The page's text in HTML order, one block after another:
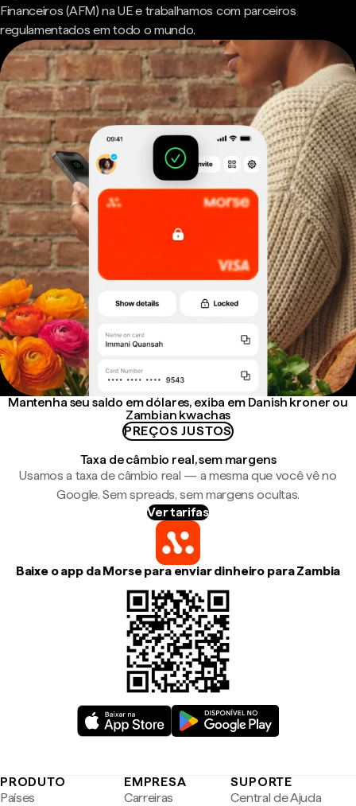
Financeiros (AFM) na UE e trabalhamos com parceiros
regulamentados em todo o mundo.
Mantenha seu saldo em dólares, exiba em Danish kroner ou
Zambian kwachas
PREÇOS JUSTOS
Taxa de câmbio real, sem margens
Usamos a taxa de câmbio real — a mesma que você vê no
Google. Sem spreads, sem margens ocultas.
Ver tarifas
Baixe o app da Morse para enviar dinheiro para Zambia
PRODUTO
Países
EMPRESA
Carreiras
SUPORTE
Central de Ajuda